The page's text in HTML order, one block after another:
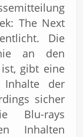
The Next
Die
an den
gibt eine
der
sicher
Blu-rays
Inhalten